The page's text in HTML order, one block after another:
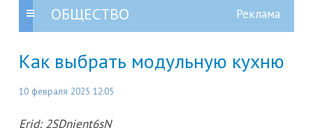
ОБЩЕСТВО
Как выбрать модульную кухню
10 февраля 2025 12:05
Erid: 2SDnjent6sN